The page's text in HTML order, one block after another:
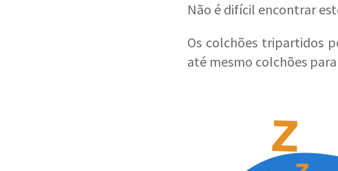
Não é difícil encontrar
Os colchões tripartidos
até mesmo colchões